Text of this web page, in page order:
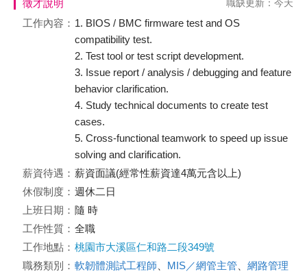
徵才說明 職缺更新：今天
工作內容： 1. BIOS / BMC firmware test and OS
compatibility test.
2. Test tool or test script development.
3. Issue report / analysis / debugging and feature
behavior clarification.
4. Study technical documents to create test
cases.
5. Cross-functional teamwork to speed up issue
solving and clarification.
薪資待遇： 薪資面議(經常性薪資達4萬元含以上)
休假制度： 週休二日
上班日期： 隨 時
工作性質： 全職
工作地點： 桃園市大溪區仁和路二段349號
職務類別： 軟韌體測試工程師 MIS／網管主管
網路管理